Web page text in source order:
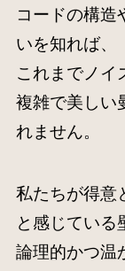
コードの構造
いを知れば、
これまでノイ
複雑で美しい
れません。
私たちが得意
と感じている
論理的かつ温